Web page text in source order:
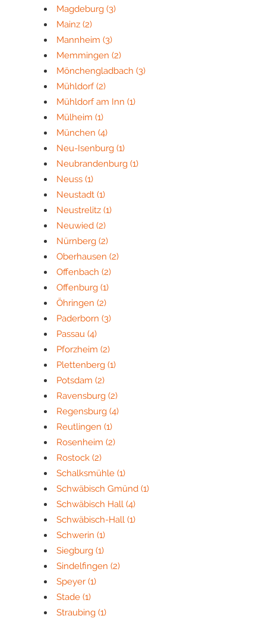
Magdeburg (3)
Mainz (2)
Mannheim (3)
Memmingen (2)
Mönchengladbach (3)
Mühldorf(2)
Mühldorf am Inn (1)
Mülheim (1)
München (4)
Neu-Isenburg (1)
Neubrandenburg (1)
Neuss (1)
Neustadt (1)
Neustrelitz (1)
Neuwied (2)
Nürnberg (2)
Oberhausen (2)
Offenbach (2)
Offenburg (1)
Öhringen (2)
Paderborn (3)
Passau (4)
Pforzheim (2)
Plettenberg (1)
Potsdam (2)
Ravensburg (2)
Regensburg (4)
Reutlingen (1)
Rosenheim (2)
Rostock (2)
Schalksmühle (1)
Schwäbisch Gmünd (1)
Schwäbisch Hall (4)
Schwäbisch-Hall (1)
Schwerin (1)
Siegburg (1)
Sindelfingen (2)
Speyer (1)
Stade (1)
Straubing (1)